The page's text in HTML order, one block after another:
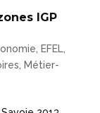
IGP
EFEL
Métier-